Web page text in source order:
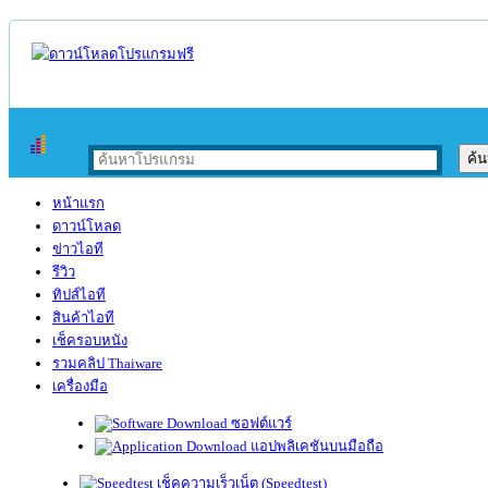
หน้าแรก
ดาวน์โหลด
ข่าวไอที
รีวิว
ทิปส์ไอที
สินค้าไอที
เช็ครอบหนัง
รวมคลิป Thaiware
เครื่องมือ
ซอฟต์แวร์
แอปพลิเคชันบนมือถือ
เช็คความเร็วเน็ต (Speedtest)